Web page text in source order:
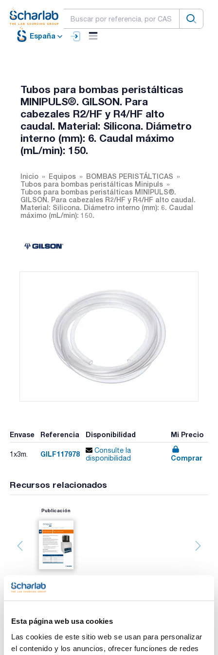
Esta página web usa cookies
Las cookies de este sitio web se usan para personalizar
el contenido y los anuncios, ofrecer funciones de redes
España
Tubos para bombas peristálticas
MINIPULS®. GILSON. Para
cabezales R2/HF y R4/HF alto
caudal. Material: Silicona. Diámetro
interno (mm): 6. Caudal máximo
(mL/min): 150.
Inicio Equipos
BOMBAS PERISTÁLTICAS
Tubos para bombas peristálticas Minipuls
Tubos para bombas peristálticas MINIPULS®.
GILSON. Para cabezales R2/HF y R4/HF alto caudal.
Material: Silicona. Diámetro interno (mm): 6. Caudal
máximo (mL/min): 150.
Envase Referencia Disponibilidad Mi Precio
1x3m. GILF117978
Consulte la
disponibilidad
Comprar
Recursos relacionados
Publicación
Imprimir ficha de
producto
Características
Material : Silicona
Diámetro interno (mm) : 6